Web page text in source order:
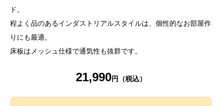
ド。
程よく品のあるインダストリアルスタイルは、個性的なお部屋作
りにも最適。
床板はメッシュ仕様で通気性も抜群です。
21,990